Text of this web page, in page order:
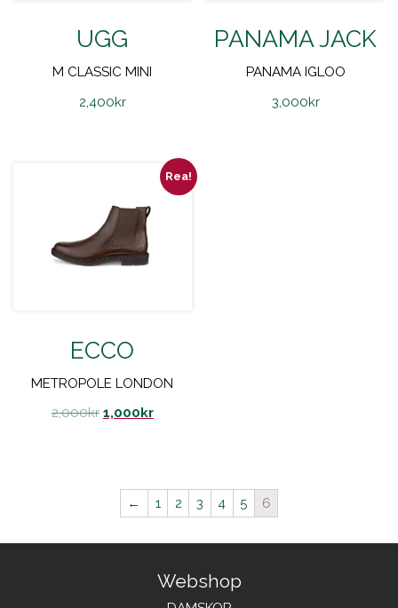
UGG
M CLASSIC MINI
2,400kr
PANAMA JACK
PANAMA IGLOO
3,000kr
Rea!
ECCO
METROPOLE LONDON
2,000kr 1,000kr
← 1 2 3 4 5 6
Webshop